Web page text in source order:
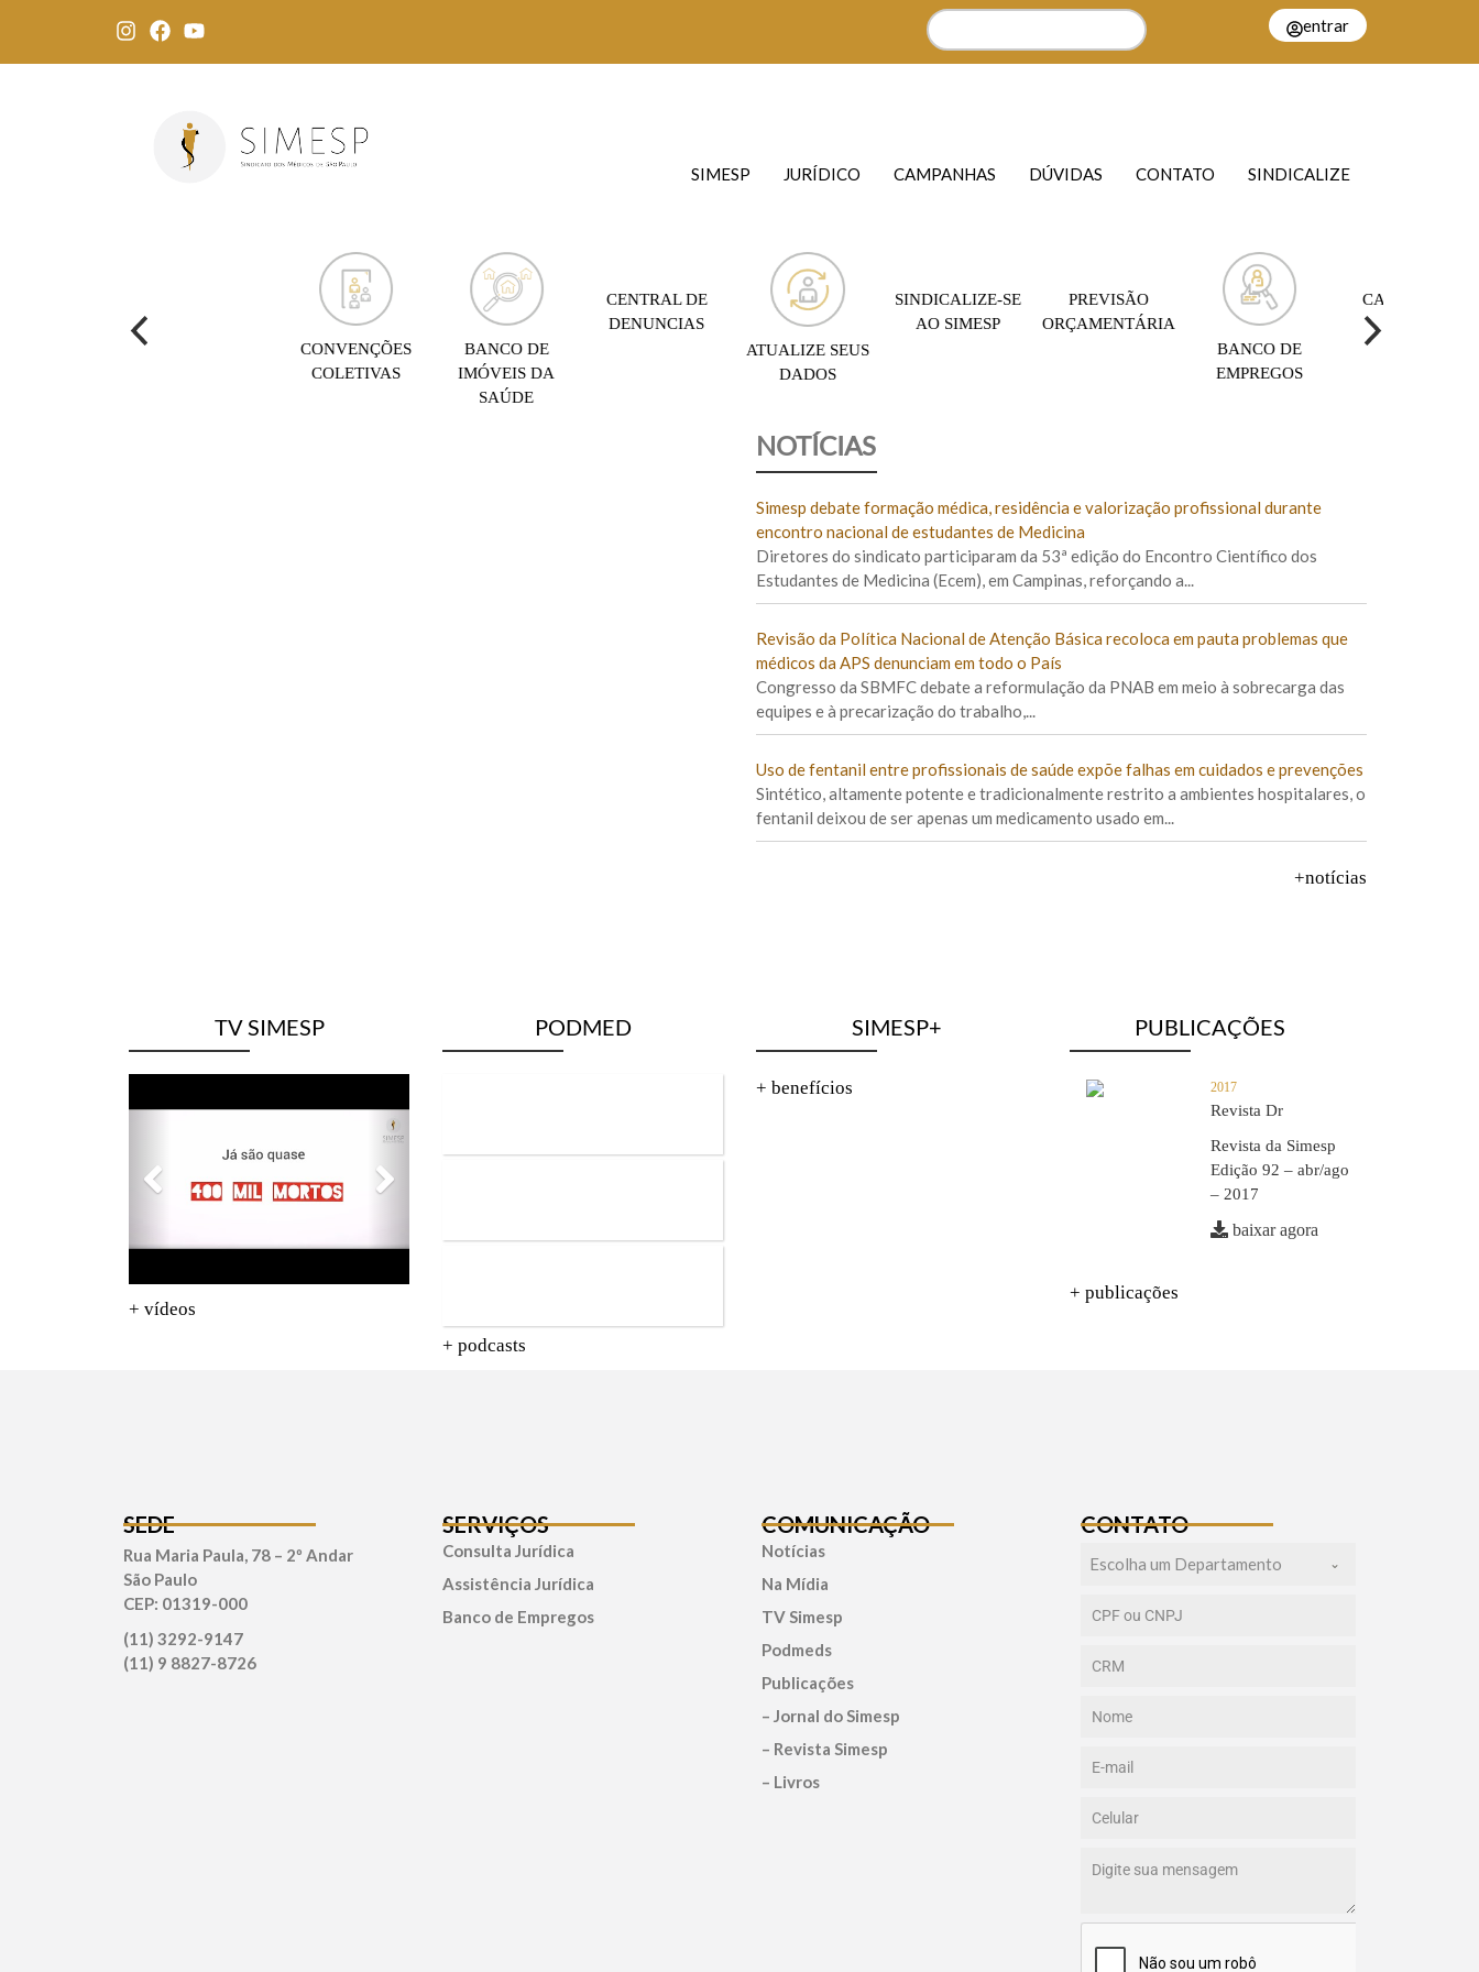
entrar
SIMESP JURÍDICO CAMPANHAS DÚVIDAS CONTATO SINDICALIZE
ATUALIZE SEUS
DADOS
SINDICALIZE-SE
AO SIMESP
PREVISÃO
ORÇAMENTÁRIA
BANCO DE
EMPREGOS
CAMPANHA
SALARIAL
CONVENÇÕES
COLETIVAS
BANCO DE
IMÓVEIS DA
SAÚDE
CENTRAL DE
DENUNCIAS
NOTÍCIAS
Simesp debate formação médica, residência e valorização profissional durante
encontro nacional de estudantes de Medicina
Diretores do sindicato participaram da 53ª edição do Encontro Científico dos
Estudantes de Medicina (Ecem), em Campinas, reforçando a...
Revisão da Política Nacional de Atenção Básica recoloca em pauta problemas que
médicos da APS denunciam em todo o País
Congresso da SBMFC debate a reformulação da PNAB em meio à sobrecarga das
equipes e à precarização do trabalho,...
Uso de fentanil entre profissionais de saúde expõe falhas em cuidados e prevenções
Sintético, altamente potente e tradicionalmente restrito a ambientes hospitalares, o
fentanil deixou de ser apenas um medicamento usado em...
+notícias
TV SIMESP
+ vídeos
PODMED
+ podcasts
SIMESP+
+ benefícios
PUBLICAÇÕES
2017
Revista Dr
Revista da Simesp
Edição 92 – abr/ago
– 2017
baixar agora
+ publicações
SEDE
Rua Maria Paula, 78 – 2º Andar
São Paulo
CEP: 01319-000
(11) 3292-9147
(11) 9 8827-8726
SERVIÇOS
Consulta Jurídica
Assistência Jurídica
Banco de Empregos
COMUNICAÇÃO
Notícias
Na Mídia
TV Simesp
Podmeds
Publicações
– Jornal do Simesp
– Revista Simesp
– Livros
CONTATO
Escolha um Departamento